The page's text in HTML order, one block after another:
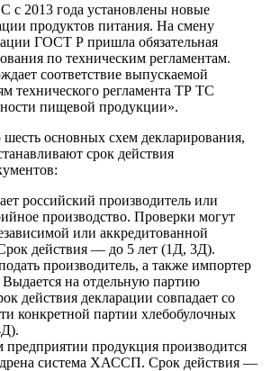
с 2013 года установлены новые
продуктов питания. На смену
ГОСТ Р пришла обязательная
по техническим регламентам.
соответствие выпускаемой
технического регламента ТР ТС
пищевой продукции».
основных схем декларирования,
срок действия
российский производитель или
производство. Проверки могут
или аккредитованной
действия — до 5 лет (1Д, 3Д).
производитель, а также импортер
на отдельную партию
действия декларации совпадает со
конкретной партии хлебобулочных
предприятии продукция производится
система ХАССП. Срок действия —